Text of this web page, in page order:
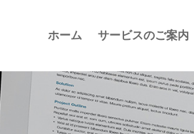
ホーム サービスのご案内